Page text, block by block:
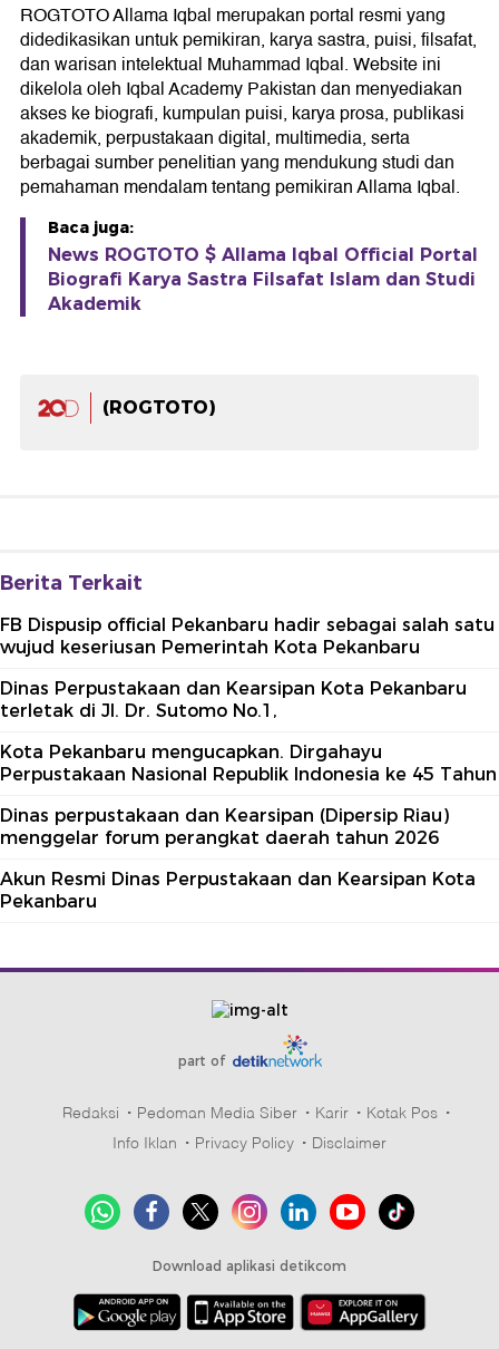
ROGTOTO Allama Iqbal merupakan portal resmi yang
didedikasikan untuk pemikiran, karya sastra, puisi, filsafat,
dan warisan intelektual Muhammad Iqbal. Website ini
dikelola oleh Iqbal Academy Pakistan dan menyediakan
akses ke biografi, kumpulan puisi, karya prosa, publikasi
akademik, perpustakaan digital, multimedia, serta
berbagai sumber penelitian yang mendukung studi dan
pemahaman mendalam tentang pemikiran Allama Iqbal.
Baca juga:
News ROGTOTO $ Allama Iqbal Official Portal
Biografi Karya Sastra Filsafat Islam dan Studi
Akademik
(ROGTOTO)
Berita Terkait
FB Dispusip official Pekanbaru hadir sebagai salah satu
wujud keseriusan Pemerintah Kota Pekanbaru
Dinas Perpustakaan dan Kearsipan Kota Pekanbaru
terletak di Jl. Dr. Sutomo No.1,
Kota Pekanbaru mengucapkan. Dirgahayu
Perpustakaan Nasional Republik Indonesia ke 45 Tahun
Dinas perpustakaan dan Kearsipan (Dipersip Riau)
menggelar forum perangkat daerah tahun 2026
Akun Resmi Dinas Perpustakaan dan Kearsipan Kota
Pekanbaru
part of
Redaksi Pedoman Media Siber Karir
Kotak Pos
Info Iklan
Privacy Policy Disclaimer
Download aplikasi detikcom